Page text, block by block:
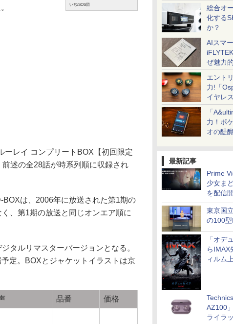
総合オ
化する
か？
AIスマ
ぜ魅力
エント
力!「
イヤレ
一気に
「
力！ポ
オの醍
最新記事
Prime
少女ま
を配信
東京国
の100
「オデ
らIMAX
ィルム
AZ100
ライラ
いぢ/SOS団
レイ コンプリートBOX【初回限定
述の全28話が時系列順に収録され
は、2006年に放送された第1期の
、第1期の放送と同じオンエア順に
タルリマスターバージョンとなる。
定。BOXとジャケットイラストは京
品番 価格